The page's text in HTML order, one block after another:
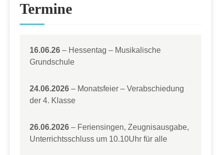
Termine
16.06.26 – Hessentag – Musikalische
Grundschule
24.06.2026 – Monatsfeier – Verabschiedung
der 4. Klasse
26.06.2026 – Feriensingen, Zeugnisausgabe,
Unterrichtsschluss um 10.10Uhr für alle